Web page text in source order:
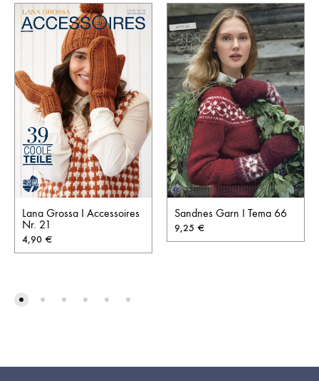
Lana Grossa I Accessoires
Nr. 21
4,90 €
Sandnes Garn I Tema 66
9,25 €